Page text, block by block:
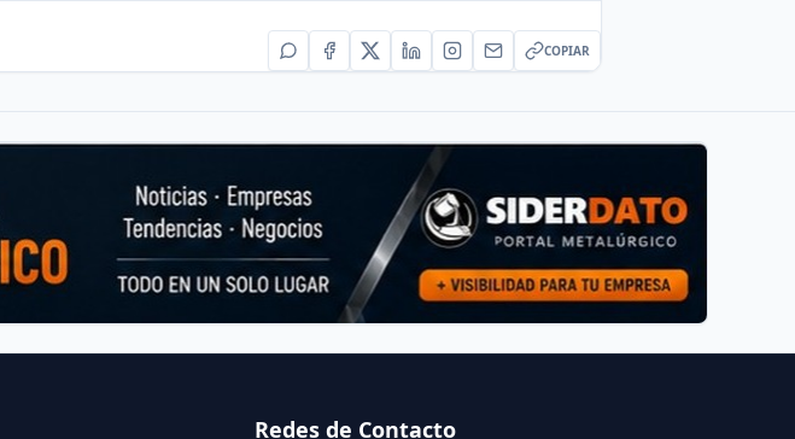
COPIAR
Redes de Contacto